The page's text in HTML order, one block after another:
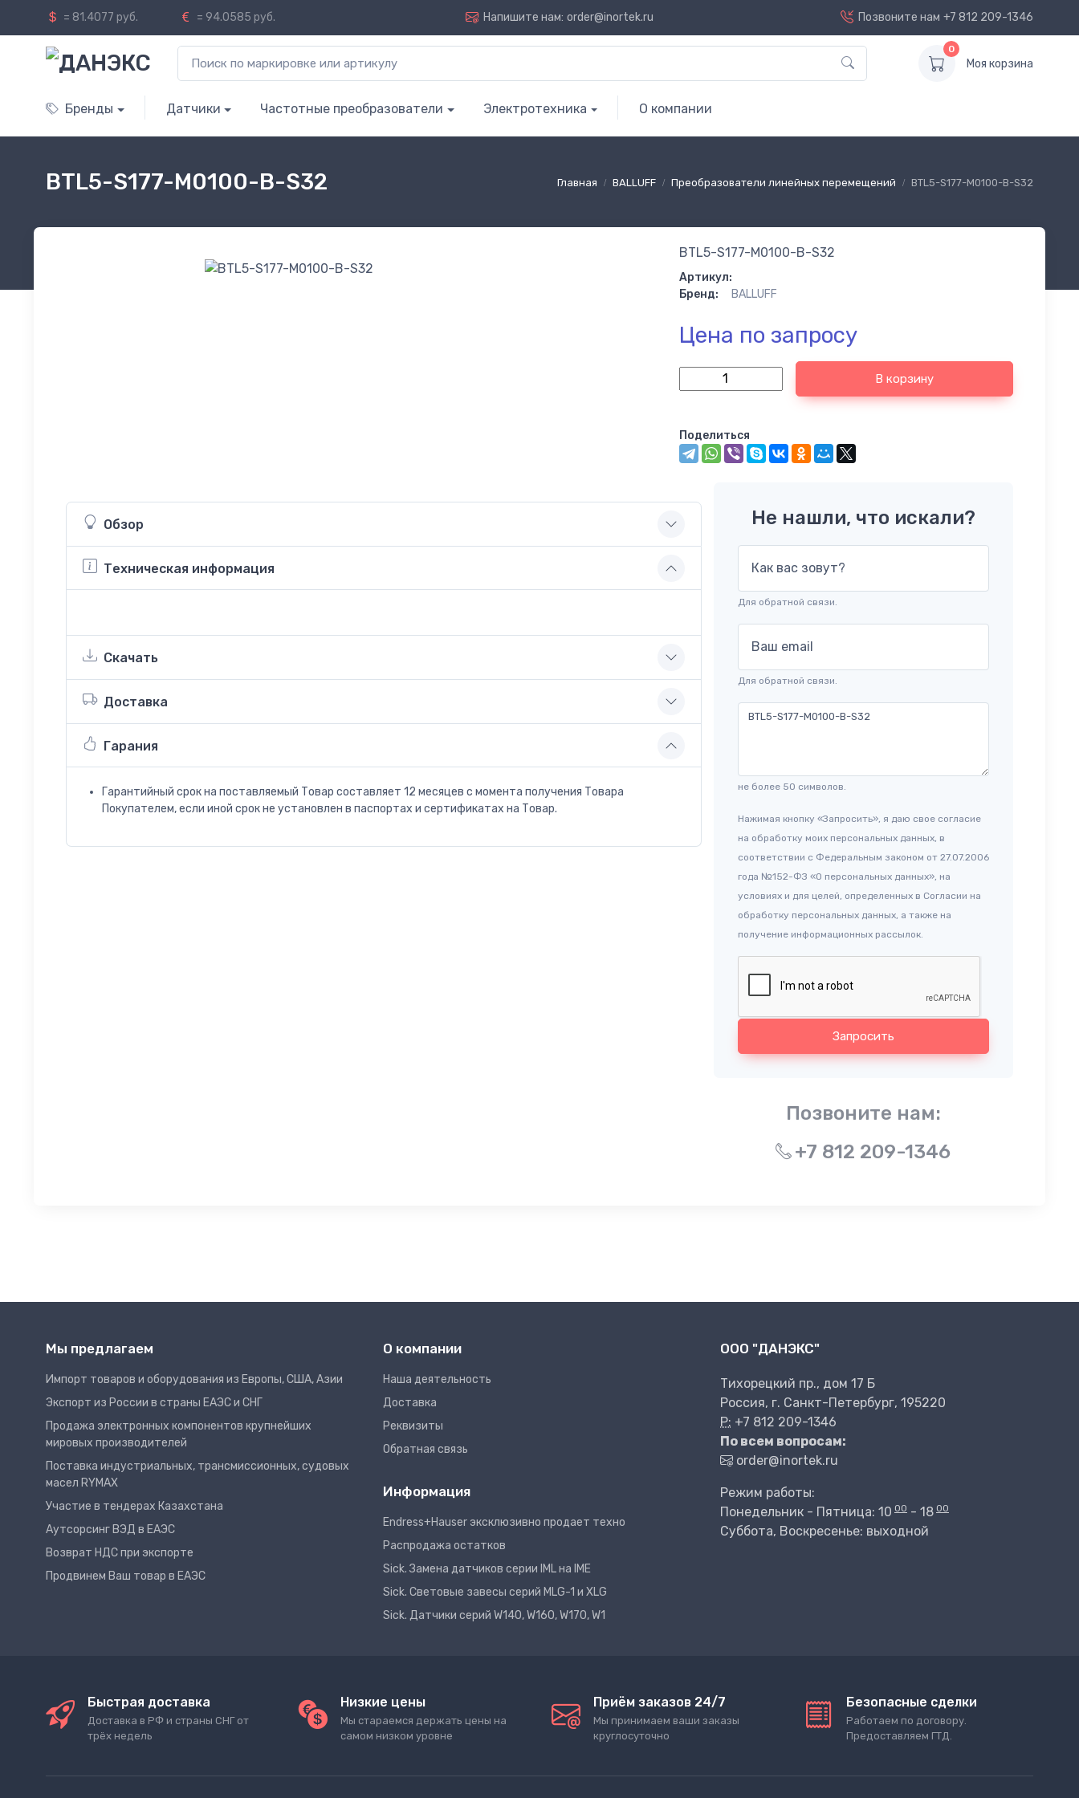
= 81.4077 руб. = 94.0585 руб. Напишите нам: order@inortek.ru Позвоните нам +7 812 209-1346
0
Моя корзина
Бренды Датчики Частотные преобразователи Электротехника О компании
Главная BALLUFF Преобразователи линейных перемещений BTL5-S177-M0100-B-S32
BTL5-S177-M0100-B-S32
BTL5-S177-M0100-B-S32
Артикул:
Бренд:
BALLUFF
Цена по запросу
В корзину
Поделиться
Обзор
Техническая информация
Скачать
Доставка
Гарания
Гарантийный срок на поставляемый Товар составляет 12 месяцев с момента получения Товара
Покупателем, если иной срок не установлен в паспортах и сертификатах на Товар.
Не нашли, что искали?
Как вас зовут?
Для обратной связи.
Ваш email
Для обратной связи.
не более 50 символов.
Нажимая кнопку «Запросить», я даю свое согласие
на обработку моих персональных данных, в
соответствии с Федеральным законом от 27.07.2006
года №152-ФЗ «О персональных данных», на
условиях и для целей, определенных в Согласии на
обработку персональных данных, а также на
получение информационных рассылок.
Запросить
Позвоните нам:
+7 812 209-1346
Мы предлагаем
Импорт товаров и оборудования из Европы, США, Азии
Экспорт из России в страны ЕАЭС и СНГ
Продажа электронных компонентов крупнейших
мировых производителей
Поставка индустриальных, трансмиссионных, судовых
масел RYMAX
Участие в тендерах Казахстана
Аутсорсинг ВЭД в ЕАЭС
Возврат НДС при экспорте
Продвинем Ваш товар в ЕАЭС
О компании
Наша деятельность
Доставка
Реквизиты
Обратная связь
Информация
Endress+Hauser эксклюзивно продает техно
Распродажа остатков
Sick. Замена датчиков серии IML на IME
Sick. Световые завесы серий MLG-1 и XLG
Sick. Датчики серий W140, W160, W170, W1
ООО "ДАНЭКС"
Тихорецкий пр., дом 17 Б
Россия, г. Санкт-Петербург, 195220
P: +7 812 209-1346
По всем вопросам:
order@inortek.ru
Режим работы:
Понедельник - Пятница: 10 00 - 18 00
Суббота, Воскресенье: выходной
Быстрая доставка
Доставка в РФ и страны СНГ от
трёх недель
Низкие цены
Мы стараемся держать цены на
самом низком уровне
Приём заказов 24/7
Мы принимаем ваши заказы
круглосуточно
Безопасные сделки
Работаем по договору.
Предоставляем ГТД.